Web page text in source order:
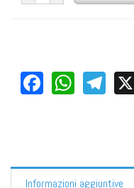
Facebook
Informazioni aggiuntive